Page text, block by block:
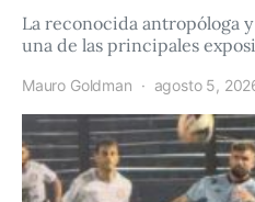
La reconocida antropóloga
una de las principales
Mauro Goldman agosto 5,